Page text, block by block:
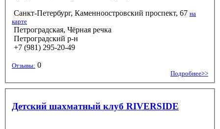
Санкт-Петербург, Каменноостровский проспект, 67 на
карте
Петроградская, Чёрная речка
Петроградский р-н
+7 (981) 295-20-49
Отзывы: 0
Подробнее>>
Детский шахматный клуб RIVERSIDE